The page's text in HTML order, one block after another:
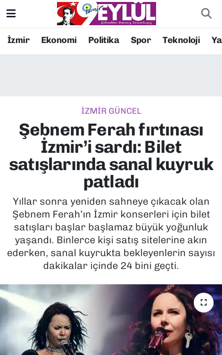
İzmir Ekonomi Politika Spor Teknoloji
İZMİR GÜNCEL
Şebnem Ferah fırtınası
İzmir’i sardı: Bilet
satışlarında sanal kuyruk
patladı
Yıllar sonra yeniden sahneye çıkacak olan
Şebnem Ferah’ın İzmir konserleri için bilet
satışları başlar başlamaz büyük yoğunluk
yaşandı. Binlerce kişi satış sitelerine akın
ederken, sanal kuyrukta bekleyenlerin sayısı
dakikalar içinde 24 bini geçti.
Resmi İlanlar
EKONOMİ
KÜLTÜR SANAT
POLİTİKA
SAĞLIK
SPOR
TEKNOLOJİ
YAŞAM
YEREL YÖNETİMLER
Konak Nöbetçi Eczaneler
Süper Lig Puan Durumu ve Fikstür
Tüm Manşetler
Son Dakika Haberleri